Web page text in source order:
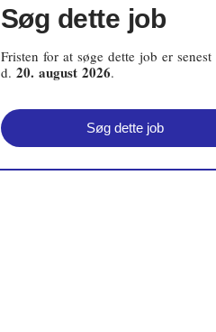
Embedsværk
Energi og Forsyning
Etik og Tro
EU
Søg dette job
Fristen for at søge dette job er senest
d. 20. august 2026.
Søg dette job